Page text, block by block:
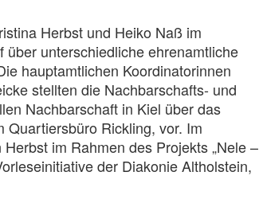
Herbst und Heiko Naß im
über unterschiedliche ehrenamtliche
hauptamtlichen Koordinatorinnen
stellten die Nachbarschafts- und
Nachbarschaft in Kiel über das
Quartiersbüro Rickling, vor. Im
im Rahmen des Projekts „Nele –
der Diakonie Altholstein,